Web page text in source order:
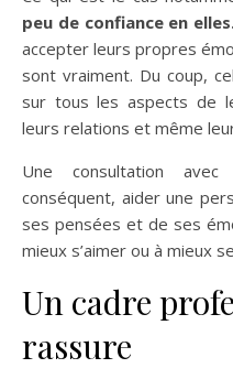
peu de confiance en
accepter leurs propres
sont vraiment. Du coup,
sur tous les aspects de
leurs relations et même
Une consultation
conséquent, aider une
ses pensées et de ses
mieux s’aimer ou à mieux
Un cadre
rassure